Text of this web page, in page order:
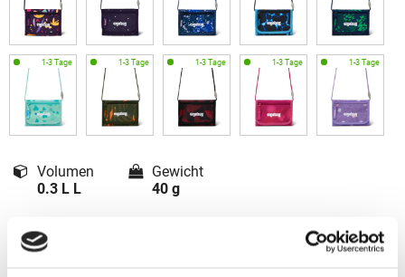
Volumen
0.3 L L
Gewicht
40 g
1 x 14 x 10 cm